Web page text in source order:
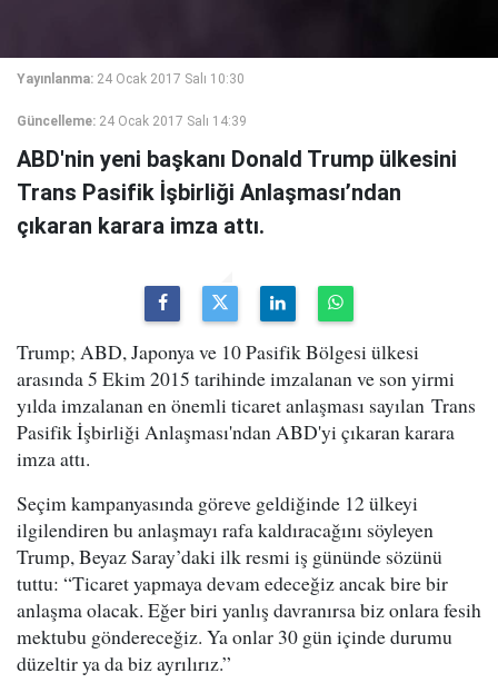
Yayınlanma: 24 Ocak 2017 Salı 10:30
Güncelleme: 24 Ocak 2017 Salı 14:39
ABD'nin yeni başkanı Donald Trump ülkesini
Trans Pasifik İşbirliği Anlaşması’ndan
çıkaran karara imza attı.
Trump; ABD, Japonya ve 10 Pasifik Bölgesi ülkesi
arasında 5 Ekim 2015 tarihinde imzalanan ve son yirmi
yılda imzalanan en önemli ticaret anlaşması sayılan Trans
Pasifik İşbirliği Anlaşması'ndan ABD'yi çıkaran karara
imza attı.
Seçim kampanyasında göreve geldiğinde 12 ülkeyi
ilgilendiren bu anlaşmayı rafa kaldıracağını söyleyen
Trump, Beyaz Saray’daki ilk resmi iş gününde sözünü
tuttu: “Ticaret yapmaya devam edeceğiz ancak bire bir
anlaşma olacak. Eğer biri yanlış davranırsa biz onlara fesih
mektubu göndereceğiz. Ya onlar 30 gün içinde durumu
düzeltir ya da biz ayrılırız.”